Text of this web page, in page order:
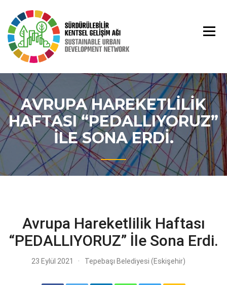
content
AVRUPA HAREKETLILIK
HAFTASI “PEDALLIYORUZ”
İLE SONA ERDI.
Avrupa Hareketlilik Haftası
“PEDALLIYORUZ” İle Sona Erdi.
23 Eylül 2021 Tepebaşı Belediyesi (Eskişehir)